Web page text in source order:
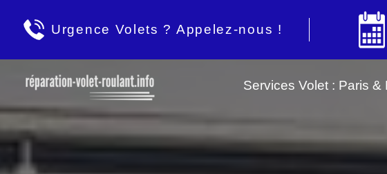
Urgence Volets ? Appelez-nous !
Services Volet : Paris &